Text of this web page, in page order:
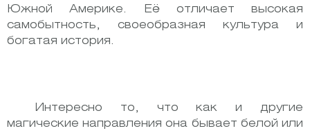
Южной Америке. Её отличает высокая
самобытность, своеобразная культура и
богатая история.
Интересно то, что как и другие
магические направления она бывает белой или